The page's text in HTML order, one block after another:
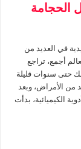
الحجامة
في العديد من
أجمع، تراجع
حتى سنوات قليلة
من الأمراض، وبعد
الكيميائية، بدأت